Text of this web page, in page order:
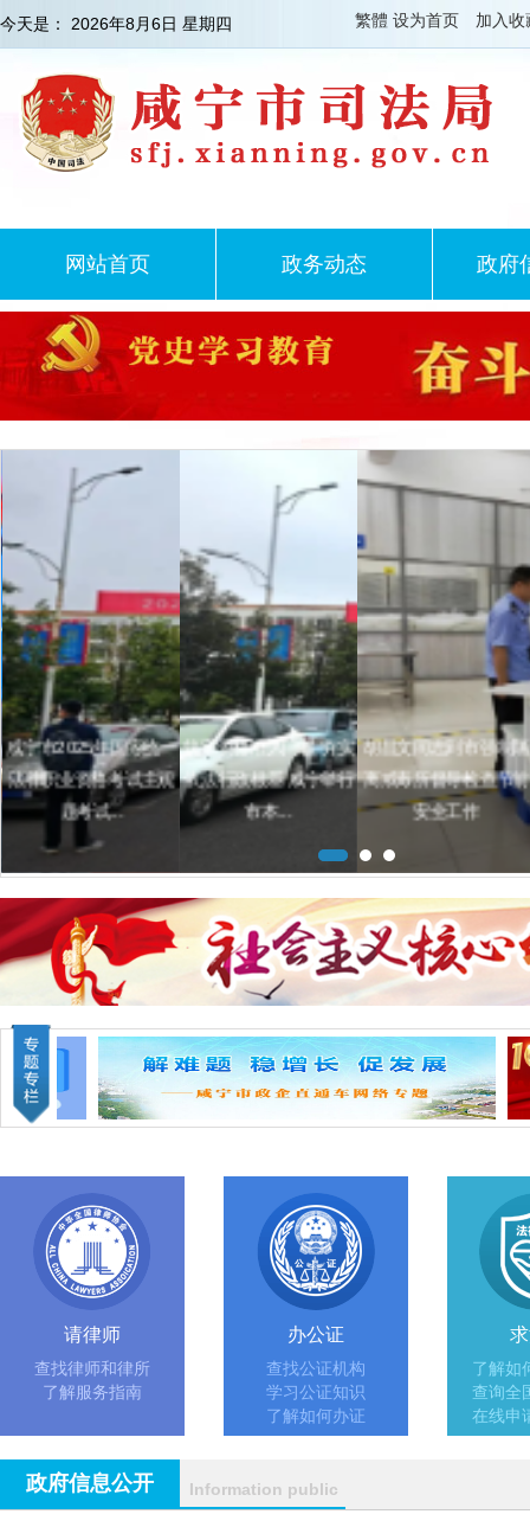
今天是： 2026年8月6日 星期四 繁體 设为首页 加入收
网站首页 政务动态 政府
咸宁市2025年国家统一
法律职业资格考试主观
题考试...
筑牢资格准入门槛 夯实
依法行政根基 咸宁举行
市本...
胡昌文同志到市强制隔
离戒毒所督导检查节前
安全工作
请律师
查找律师和律所
了解服务指南
办公证
查找公证机构
学习公证知识
了解如何办证
了解如
查询全
在线申
政府信息公开 Information public